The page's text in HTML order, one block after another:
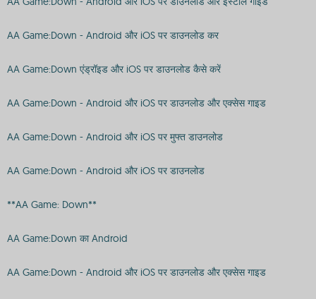
AA Game:Down - Android और iOS पर डाउनलोड कर
AA Game:Down एंड्रॉइड और iOS पर डाउनलोड कैसे करें
AA Game:Down - Android और iOS पर डाउनलोड और एक्सेस गाइड
AA Game:Down - Android और iOS पर मुफ्त डाउनलोड
AA Game:Down - Android और iOS पर डाउनलोड
**AA Game: Down**
AA Game:Down का Android
AA Game:Down - Android और iOS पर डाउनलोड और एक्सेस गाइड